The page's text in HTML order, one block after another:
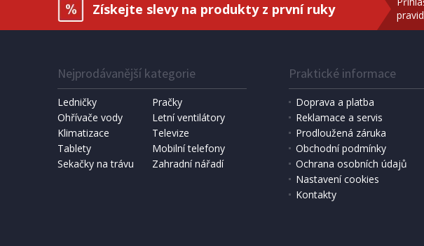
IHNED K EXPEDICI
1 190 Kč Přidat do košíku
IHNED K
6 490 Kč
DOMÁCÍ PEKÁRNA CHLEBA
Bravo B 4262
SOLÁRNÍ SPRCHA
Hawaj 38 l, černá (vč.
DOPRAVA ZDARMA
Získejte slevy na produkty z první ruky
Nejprodávanější kategorie
Ledničky
Pračky
Ohřívače vody
Letní ventilátory
Klimatizace
Televize
Tablety
Mobilní telefony
Sekačky na trávu
Zahradní nářadí
Praktické informace
Doprava a platba
Reklamace a servis
Prodloužená záruka
Obchodní podmínky
Ochrana osobních údajů
Nastavení cookies
Kontakty